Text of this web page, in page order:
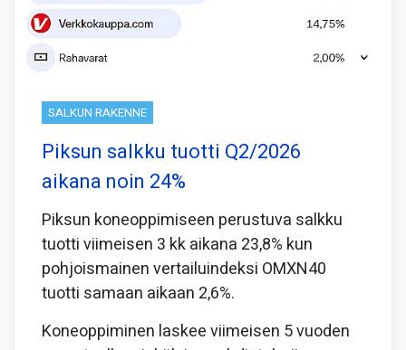
SALKUN RAKENNE
Piksun salkku tuotti Q2/2026
aikana noin 24%
Piksun koneoppimiseen perustuva salkku
tuotti viimeisen 3 kk aikana 23,8% kun
pohjoismainen vertailuindeksi OMXN40
tuotti samaan aikaan 2,6%.
Koneoppiminen laskee viimeisen 5 vuoden